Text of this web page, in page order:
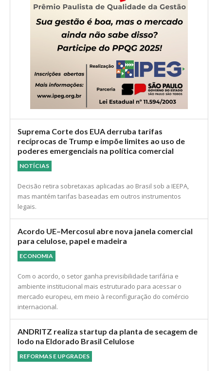
Suprema Corte dos EUA derruba tarifas
recíprocas de Trump e impõe limites ao uso de
poderes emergenciais na política comercial
NOTÍCIAS
Decisão retira sobretaxas aplicadas ao Brasil sob a IEEPA,
mas mantém tarifas baseadas em outros instrumentos
legais.
Acordo UE–Mercosul abre nova janela comercial
para celulose, papel e madeira
ECONOMIA
Com o acordo, o setor ganha previsibilidade tarifária e
ambiente institucional mais estruturado para acessar o
mercado europeu, em meio à reconfiguração do comércio
internacional.
ANDRITZ realiza startup da planta de secagem de
lodo na Eldorado Brasil Celulose
REFORMAS E UPGRADES